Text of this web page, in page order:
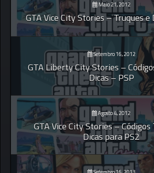
Maio 21, 2012
GTA Vice City Stories – Truques e
Setembro 16, 2012
GTA Liberty City Stories –
Dicas – PSP
Agosto 4, 2012
GTA Vice City Stories – Códigos
Dicas para PS2